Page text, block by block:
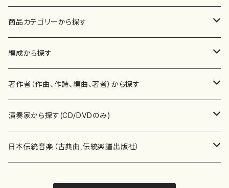
商品カテゴリーから探す
楽譜
書籍
書籍
テキストブック
CD・DVD
チケット
編成から探す
邦楽器
箏・琴（ソロ）
箏・琴（合奏）
合唱
混声合唱
歌・声
著作者（作曲、作詩、編曲、著者）から探す
あ行
青木省三(アオキ ショウゾウ)
か行
演奏家から探す(CD/DVDのみ)
邦楽（箏、三味線、尺八等）演奏家
日本伝統音楽（古典曲,伝統楽譜出版社）